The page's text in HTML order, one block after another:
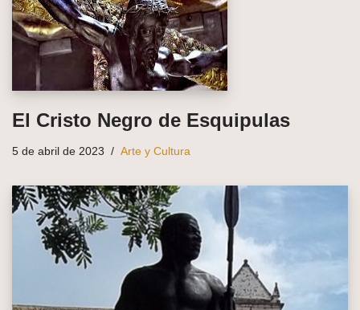
El Cristo Negro de Esquipulas
5 de abril de 2023 Arte y Cultura